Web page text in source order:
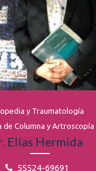
y Traumatología
de Columna y Artroscopía
Elías Hermida
55524-69691